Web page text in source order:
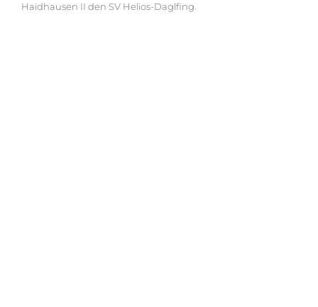
Haidhausen II den SV Helios-Daglfing.